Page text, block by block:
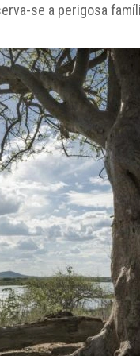
se a perigosa